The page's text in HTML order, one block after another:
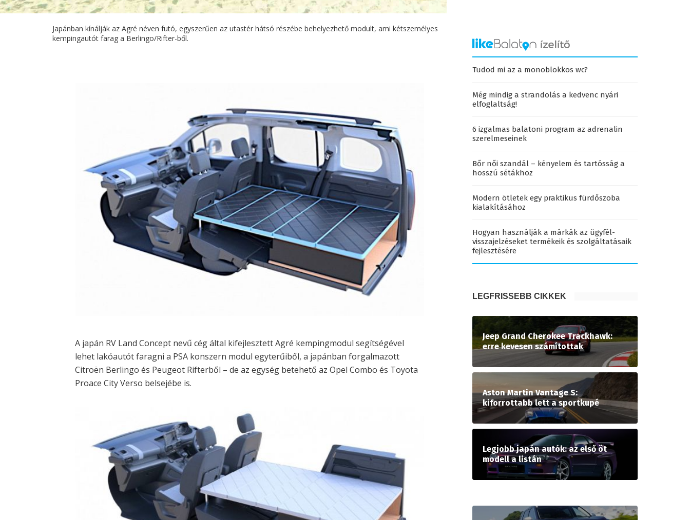
Japánban kínálják az Agré néven futó, egyszerűen az utastér hátsó részébe behelyezhető modult, ami kétszemélyes
kempingautót farag a Berlingo/Rifter-ből.
A japán RV Land Concept nevű cég által kifejlesztett Agré kempingmodul segítségével
lehet lakóautót faragni a PSA konszern modul egyterűiből, a japánban forgalmazott
Citroën Berlingo és Peugeot Rifterből – de az egység betehető az Opel Combo és Toyota
Proace City Verso belsejébe is.
Tudod mi az a monoblokkos wc?
Még mindig a strandolás a kedvenc nyári
elfoglaltság!
6 izgalmas balatoni program az adrenalin
szerelmeseinek
Bőr női szandál – kényelem és tartósság a
hosszú sétákhoz
Modern ötletek egy praktikus fürdőszoba
kialakításához
Hogyan használják a márkák az ügyfél-
visszajelzéseket termékeik és szolgáltatásaik
fejlesztésére
LEGFRISSEBB CIKKEK
Jeep Grand Cherokee Trackhawk:
erre kevesen számítottak
Aston Martin Vantage S:
kiforrottabb lett a sportkupé
Legjobb japán autók: az első öt
modell a listán